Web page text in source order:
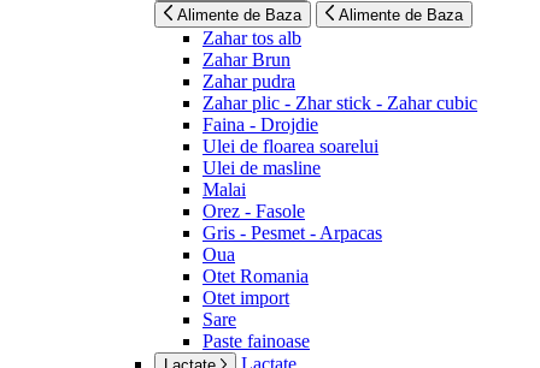
Alimente de Baza Alimente de Baza
Zahar tos alb
Zahar Brun
Zahar pudra
Zahar plic - Zhar stick - Zahar cubic
Faina - Drojdie
Ulei de floarea soarelui
Ulei de masline
Malai
Orez - Fasole
Gris - Pesmet - Arpacas
Oua
Otet Romania
Otet import
Sare
Paste fainoase